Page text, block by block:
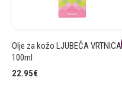
Olje za kožo LJUBEČA VRTNICA
100ml
22.95€